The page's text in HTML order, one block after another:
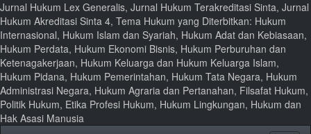
Jurnal Hukum Lex Generalis, Jurnal Hukum Terakreditasi Sinta, Jurnal
Hukum Akreditasi Sinta 4, Tema Hukum yang Diterbitkan: Hukum
Internasional, Hukum Islam dan Syariah, Hukum Adat dan Kebiasaan,
Hukum Perdata, Hukum Ekonomi Bisnis, Hukum Perburuhan dan
Ketenagakerjaan, Hukum Keluarga dan Hukum Keluarga Islam,
Hukum Pidana, Hukum Pemerintahan, Hukum Tata Negara, Hukum
Administrasi Negara, Hukum Agraria dan Pertanahan, Filsafat Hukum,
Politik Hukum, Etika Profesi Hukum, Hukum Lingkungan, Hukum dan
Hak Asasi Manusia